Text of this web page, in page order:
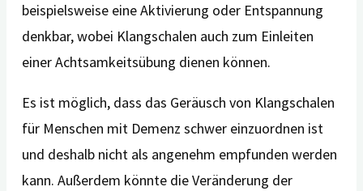
beispielsweise eine Aktivierung oder Entspannung
denkbar, wobei Klangschalen auch zum Einleiten
einer Achtsamkeitsübung dienen können.
Es ist möglich, dass das Geräusch von Klangschalen
für Menschen mit Demenz schwer einzuordnen ist
und deshalb nicht als angenehm empfunden werden
kann. Außerdem könnte die Veränderung der